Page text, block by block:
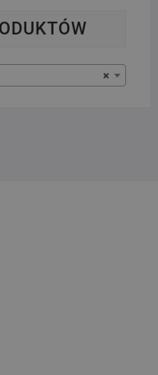
×